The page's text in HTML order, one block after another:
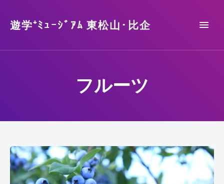
遊学⁺ﾐｭｰｼﾞｱﾑ 東松山･比企
フルーツ